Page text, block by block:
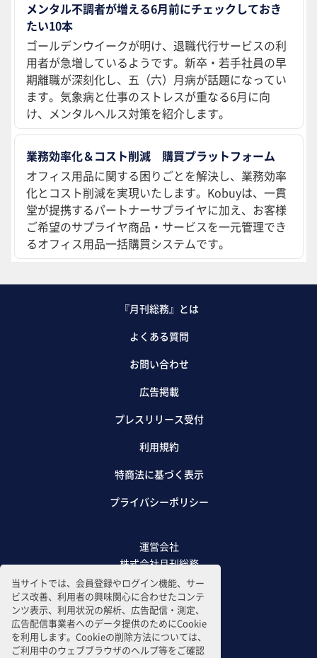
当サイトでは、会員登録やログイン機能、サー
ビス改善、利用者の興味関心に合わせたコンテ
ンツ表示、利用状況の解析、広告配信・測定、
広告配信事業者へのデータ提供のためにCookie
を利用します。Cookieの削除方法については、
ご利用中のウェブブラウザのヘルプ等をご確認
メンタル不調者が増える6月前にチェックしておき
たい10本
ゴールデンウイークが明け、退職代行サービスの利
用者が急増しているようです。新卒・若手社員の早
期離職が深刻化し、五（六）月病が話題になってい
ます。気象病と仕事のストレスが重なる6月に向
け、メンタルヘルス対策を紹介します。
業務効率化＆コスト削減 購買プラットフォーム
オフィス用品に関する困りごとを解決し、業務効率
化とコスト削減を実現いたします。Kobuyは、一貫
堂が提携するパートナーサプライヤに加え、お客様
ご希望のサプライヤ商品・サービスを一元管理でき
るオフィス用品一括購買システムです。
『月刊総務』とは
よくある質問
お問い合わせ
広告掲載
プレスリリース受付
利用規約
特商法に基づく表示
プライバシーポリシー
運営会社
株式会社月刊総務